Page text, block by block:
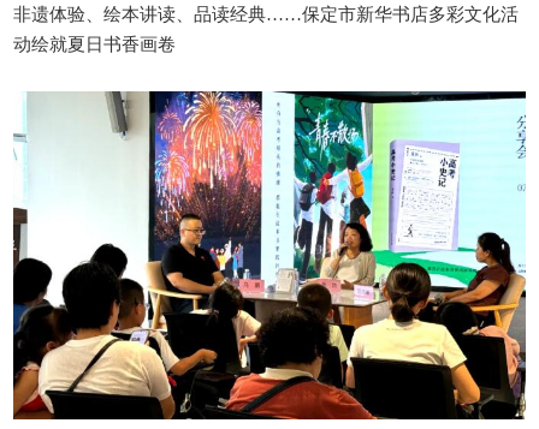
非遗体验、绘本讲读、品读经典……保定市新华书店多彩文化活
动绘就夏日书香画卷